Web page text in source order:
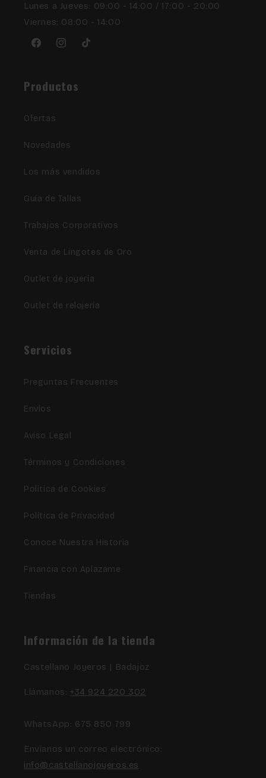
Lunes a Jueves: 09:00 - 14:00 / 17:00 - 20:00
Viernes: 08:00 - 14:00
FacebookInstagram
TikTok
Productos
Ofertas
Novedades
Los más vendidos
Guía de Tallas
Trabajos Corporativos
Venta de Lingotes de Oro
Outlet de joyería
Outlet de relojería
Servicios
Preguntas Frecuentes
Envíos
Aviso Legal
Términos y Condiciones
Política de Cookies
Política de Privacidad
Conoce Nuestra Historia
Financia con Aplazame
Tiendas
Información de la tienda
Castellano Joyeros | Badajoz
Llámanos: +34 924 220 302
WhatsApp: 675 850 799
Envíanos un correo electrónico:
info@castellanojoyeros.es